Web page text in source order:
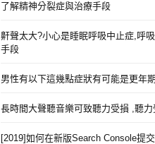
了解精神分裂症與治療手段
鼾聲太大?小心是睡眠呼吸中止症,呼
手段
男性有以下這幾點症狀有可能是更年
長時間大聲聽音樂可致聽力受損 ,聽
[2019]如何在新版Search Console提